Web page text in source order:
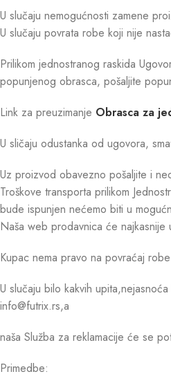
U slučaju nemogućnosti zamene
U slučaju povrata robe koji nije
Prilikom jednostranog raskida
popunjenog obrasca, pošaljite
Link za preuzimanje Obrasca za
U sličaju odustanka od ugovora,
Uz proizvod obavezno pošaljite i
Troškove transporta prilikom
bude ispunjen nećemo biti u
Naša web prodavnica će
Kupac nema pravo na povraćaj
U slučaju bilo kakvih
info@futrix.rs,a
naša Služba za reklamacije će se
Primedbe: